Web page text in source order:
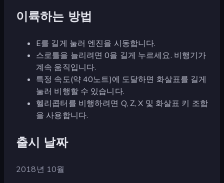
이륙하는 방법
E를 길게 눌러 엔진을 시동합니다.
스로틀을 늘리려면 0을 길게 누르세요. 비행기가
계속 움직입니다.
특정 속도(약 40노트)에 도달하면 화살표를 길게
눌러 비행할 수 있습니다.
헬리콥터를 비행하려면 Q, Z, X 및 화살표 키 조합
을 사용합니다.
출시 날짜
2018년 10월